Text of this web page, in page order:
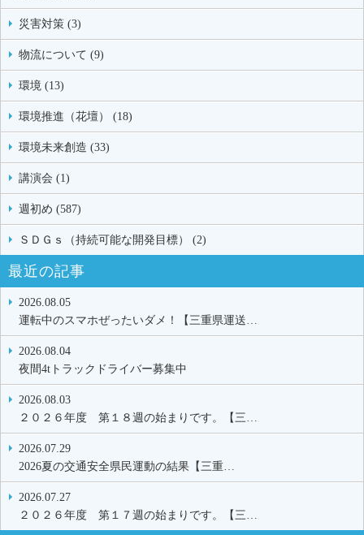
災害対策 (3)
物流について (9)
環境 (13)
環境推進（花壇） (18)
環境未来創造 (33)
講演会 (1)
週初め (587)
ＳＤＧｓ（持続可能な開発目標） (2)
最近の記事
2026.08.05
運転中のスマホぜったいダメ！【三重県運送…
2026.08.04
夜間4tトラックドライバー募集中
2026.08.03
２０２６年度 第１８週の始まりです。【三…
2026.07.29
2026夏の交通安全県民運動の結果【三重…
2026.07.27
２０２６年度 第１７週の始まりです。【三…